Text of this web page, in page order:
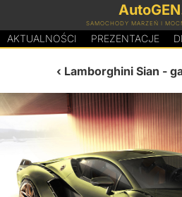
SAMOCHODY MARZEŃ I
AKTUALNOŚCI PREZENTACJE D
Lamborghini Sian -